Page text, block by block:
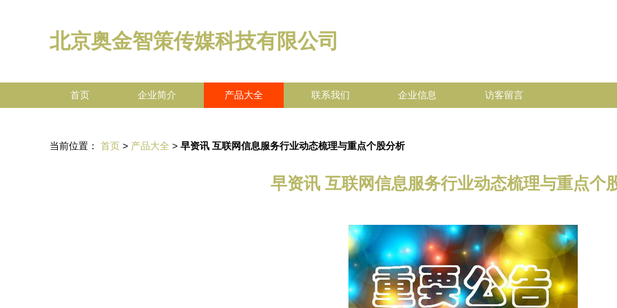
北京奥金智策传媒科技有限公司
首页 企业简介 产品大全 联系我们 企业信息 访客留言
当前位置： 首页 > 产品大全 > 早资讯 互联网信息服务行业动态梳理与重点个股分析
早资讯 互联网信息服务行业动态梳理与重点个